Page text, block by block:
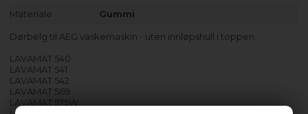
Materiale
Gummi
Dørbelg til AEG vaskemaskin - uten innløpshull i toppen.
LAVAMAT 540
LAVAMAT 541
LAVAMAT 542
LAVAMAT 569
LAVAMAT 575W